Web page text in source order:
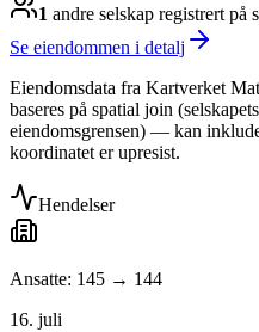
1 andre selskap registrert på
Se eiendommen i detalj
Eiendomsdata fra Kartverket
baseres på spatial join
eiendomsgrensen) — kan
koordinatet er upresist.
Hendelser
Ansatte: 145 → 144
16. juli